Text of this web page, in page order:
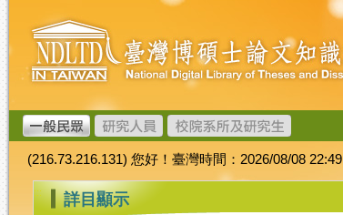
跳
到
主
要
內
容
臺
灣
博
碩
士
論
文
加
值
系
(216.73.216.131) 您好！臺灣時間：2026/08/08 22:49
::: 詳目顯示